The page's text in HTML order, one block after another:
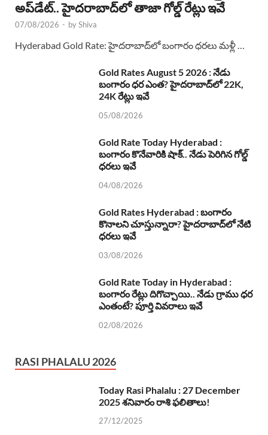
అప్‌డేట్.. హైదరాబాద్‌లో తాజా గోల్డ్ రేట్లు ఇవే
07/08/2026 - byShiva
Hyderabad Gold Rate: హైదరాబాద్‌లో బంగారం ధరలు మళ్లీ …
Gold Rates August 5 2026 : నేడు
బంగారం ధర ఎంత? హైదరాబాద్‌లో 22K,
24K రేట్లు ఇవే
05/08/2026
Gold Rate Today Hyderabad :
బంగారం కొనేవారికి షాక్.. నేడు పెరిగిన గోల్డ్
ధరలు ఇవే
04/08/2026
Gold Rates Hyderabad : బంగారం
కొనాలని చూస్తున్నారా? హైదరాబాద్‌లో నేటి
ధరలు ఇవే
03/08/2026
Gold Rate Today in Hyderabad :
బంగారం రేట్లు దిగొచ్చాయి.. నేడు గ్రాము ధర
ఎంతంటే? పూర్తి వివరాలు ఇవే
02/08/2026
RASI PHALALU 2026
Today Rasi Phalalu : 27 December
2025 శనివారం రాశి ఫలితాలు!
27/12/2025